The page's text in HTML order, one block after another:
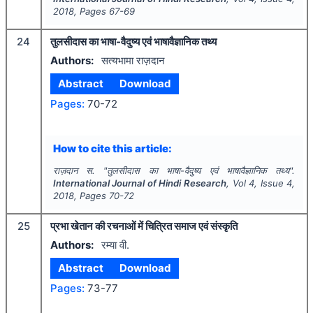
2018, Pages 67-69
24
तुलसीदास का भाषा-वैदुष्य एवं भाषावैज्ञानिक तथ्य
Authors: सत्यभामा राज़दान
Abstract
Download
Pages: 70-72
How to cite this article:
राज़दान स. "तुलसीदास का भाषा-वैदुष्य एवं भाषावैज्ञानिक तथ्य".
International Journal of Hindi Research, Vol4, Issue4,
2018, Pages 70-72
25
प्रभा खेतान की रचनाओं में चित्रित समाज एवं संस्कृति
Authors: रम्या वी.
Abstract
Download
Pages: 73-77